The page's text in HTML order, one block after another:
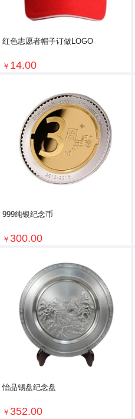
红色志愿者帽子订做LOGO
￥ 14.00
999纯银纪念币
￥ 300.00
怡品锡盘纪念盘
￥ 352.00